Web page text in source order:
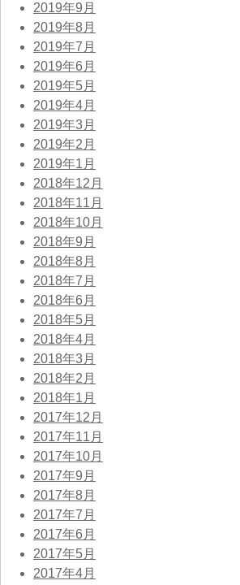
2019年9月
2019年8月
2019年7月
2019年6月
2019年5月
2019年4月
2019年3月
2019年2月
2019年1月
2018年12月
2018年11月
2018年10月
2018年9月
2018年8月
2018年7月
2018年6月
2018年5月
2018年4月
2018年3月
2018年2月
2018年1月
2017年12月
2017年11月
2017年10月
2017年9月
2017年8月
2017年7月
2017年6月
2017年5月
2017年4月